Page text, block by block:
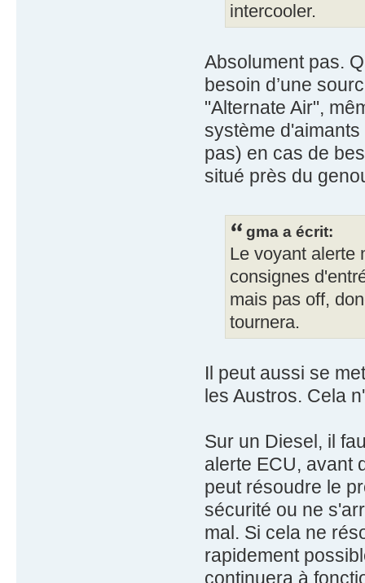
intercooler.
Absolument pas.
besoin d’une
"Alternate Air",
système
pas) en cas de
situé près du
gma a écrit:
Le voyant alerte
consignes
mais pas off,
tournera.
Il peut aussi se
les Austros. Cela
Sur un Diesel, il
alerte ECU, avant
peut résoudre le
sécurité ou ne
mal. Si cela ne
rapidement
continuera à